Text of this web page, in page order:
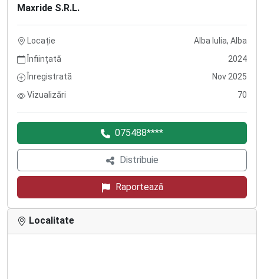
Maxride S.R.L.
Locație
Alba Iulia, Alba
Înființată
2024
Înregistrată
Nov 2025
Vizualizări
70
075488****
Distribuie
Raportează
Localitate